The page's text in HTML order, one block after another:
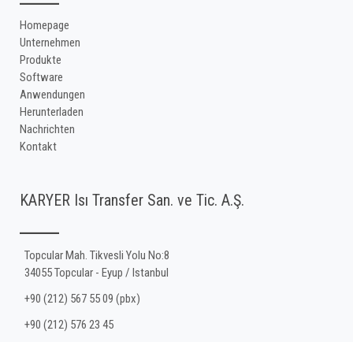
Homepage
Unternehmen
Produkte
Software
Anwendungen
Herunterladen
Nachrichten
Kontakt
KARYER Isı Transfer San. ve Tic. A.Ş.
Topcular Mah. Tikvesli Yolu No:8
34055 Topcular - Eyup / Istanbul
+90 (212) 567 55 09 (pbx)
+90 (212) 576 23 45